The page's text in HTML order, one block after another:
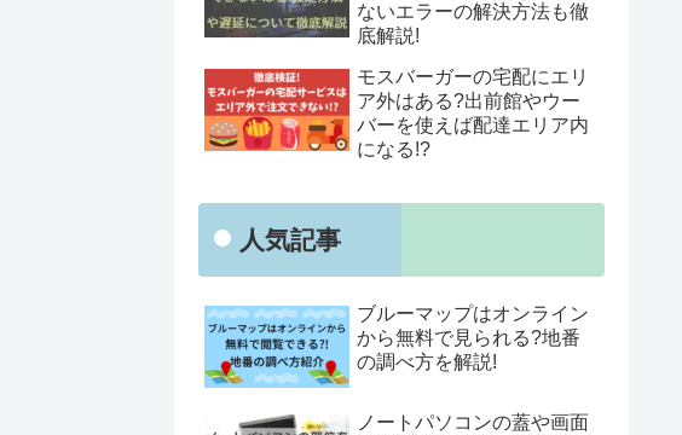
ないエラーの解決方法も徹
底解説!
モスバーガーの宅配にエリ
ア外はある?出前館やウー
バーを使えば配達エリア内
になる!?
人気記事
ブルーマップはオンライン
から無料で見られる?地番
の調べ方を解説!
ノートパソコンの蓋や画面